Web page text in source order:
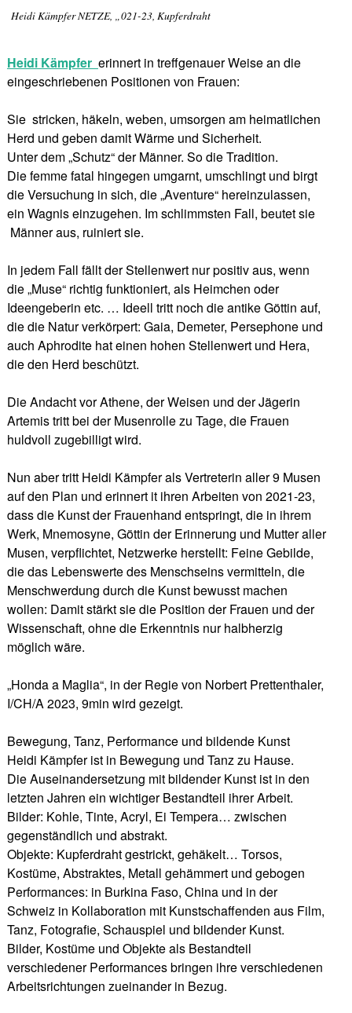
Heidi Kämpfer NETZE, „021-23, Kupferdraht
Heidi Kämpfer erinnert in treffgenauer Weise an die
eingeschriebenen Positionen von Frauen:
Sie stricken, häkeln, weben, umsorgen am heimatlichen
Herd und geben damit Wärme und Sicherheit.
Unter dem „Schutz“ der Männer. So die Tradition.
Die femme fatal hingegen umgarnt, umschlingt und birgt
die Versuchung in sich, die „Aventure“ hereinzulassen,
ein Wagnis einzugehen. Im schlimmsten Fall, beutet sie
Männer aus, ruiniert sie.
In jedem Fall fällt der Stellenwert nur positiv aus, wenn
die „Muse“ richtig funktioniert, als Heimchen oder
Ideengeberin etc. … Ideell tritt noch die antike Göttin auf,
die die Natur verkörpert: Gaia, Demeter, Persephone und
auch Aphrodite hat einen hohen Stellenwert und Hera,
die den Herd beschützt.
Die Andacht vor Athene, der Weisen und der Jägerin
Artemis tritt bei der Musenrolle zu Tage, die Frauen
huldvoll zugebilligt wird.
Nun aber tritt Heidi Kämpfer als Vertreterin aller 9 Musen
auf den Plan und erinnert it ihren Arbeiten von 2021-23,
dass die Kunst der Frauenhand entspringt, die in ihrem
Werk, Mnemosyne, Göttin der Erinnerung und Mutter aller
Musen, verpflichtet, Netzwerke herstellt: Feine Gebilde,
die das Lebenswerte des Menschseins vermitteln, die
Menschwerdung durch die Kunst bewusst machen
wollen: Damit stärkt sie die Position der Frauen und der
Wissenschaft, ohne die Erkenntnis nur halbherzig
möglich wäre.
„Honda a Maglia“, in der Regie von Norbert Prettenthaler,
I/CH/A 2023, 9min wird gezeigt.
Bewegung, Tanz, Performance und bildende Kunst
Heidi Kämpfer ist in Bewegung und Tanz zu Hause.
Die Auseinandersetzung mit bildender Kunst ist in den
letzten Jahren ein wichtiger Bestandteil ihrer Arbeit.
Bilder: Kohle, Tinte, Acryl, Ei Tempera… zwischen
gegenständlich und abstrakt.
Objekte: Kupferdraht gestrickt, gehäkelt… Torsos,
Kostüme, Abstraktes, Metall gehämmert und gebogen
Performances: in Burkina Faso, China und in der
Schweiz in Kollaboration mit Kunstschaffenden aus Film,
Tanz, Fotografie, Schauspiel und bildender Kunst.
Bilder, Kostüme und Objekte als Bestandteil
verschiedener Performances bringen ihre verschiedenen
Arbeitsrichtungen zueinander in Bezug.